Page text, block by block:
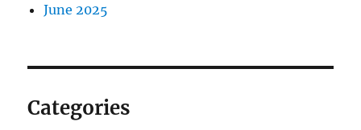
June 2025
Categories